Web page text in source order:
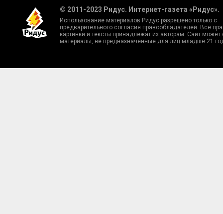
© 2011-2023 Ридус. Интернет-газета «Ридус».
Использование материалов Ридус разрешено только с
предварительного согласия правообладателей. Все
картинки и тексты принадлежат их авторам. Сайт может
материалы, не предназначенные для лиц младше 21